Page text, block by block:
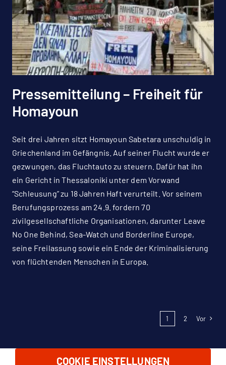
Pressemitteilung – Freiheit für
Homayoun
Seit drei Jahren sitzt Homayoun Sabetara unschuldig in
Griechenland im Gefängnis. Auf seiner Flucht wurde er
gezwungen, das Fluchtauto zu steuern. Dafür hat ihn
ein Gericht in Thessaloniki unter dem Vorwand
“Schleusung” zu 18 Jahren Haft verurteilt. Vor seinem
Berufungsprozess am 24.9. fordern 70
zivilgesellschaftliche Organisationen, darunter Leave
No One Behind, Sea-Watch und Borderline Europe,
seine Freilassung sowie ein Ende der Kriminalisierung
von flüchtenden Menschen in Europa.
1 2 Vor
COOKIE EINSTELLUNGEN